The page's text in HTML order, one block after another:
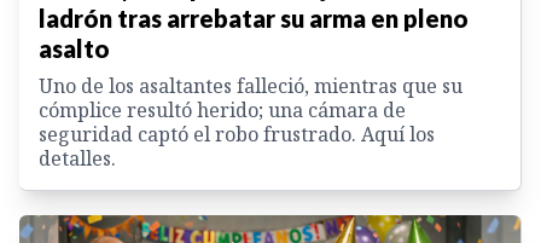
ladrón tras arrebatar su arma en pleno
asalto
Uno de los asaltantes falleció, mientras que su
cómplice resultó herido; una cámara de
seguridad captó el robo frustrado. Aquí los
detalles.